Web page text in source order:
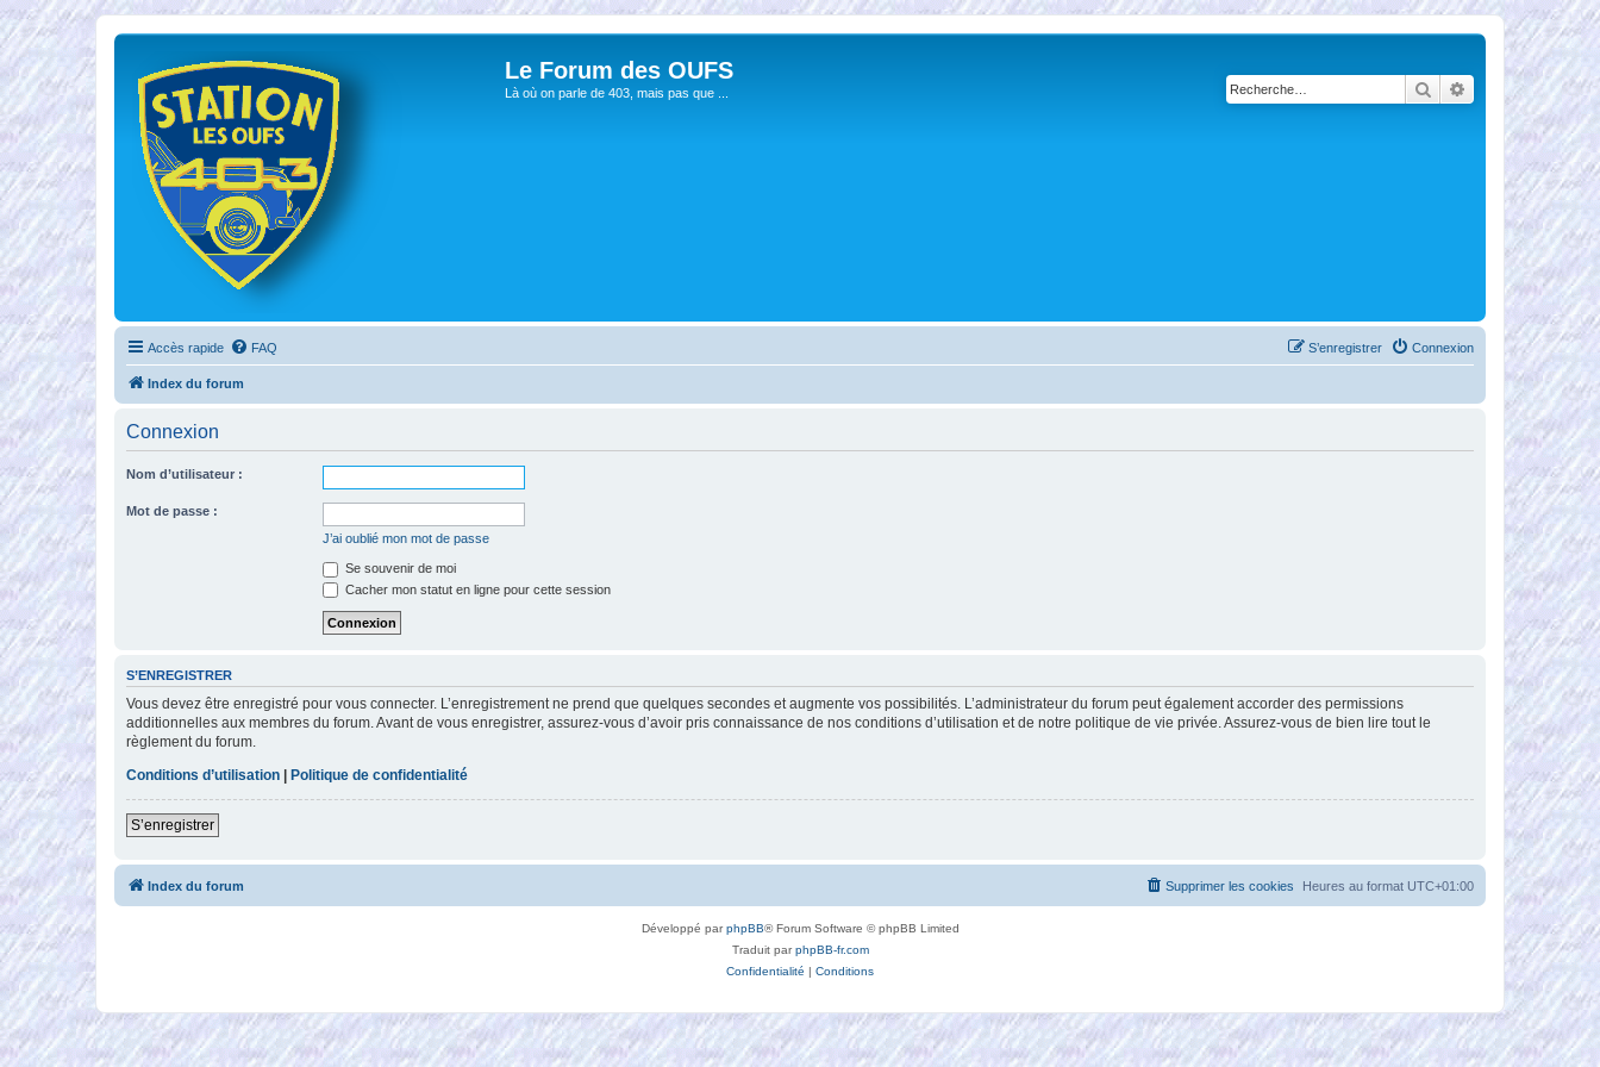
Le Forum des OUFS
Là où on parle de 403, mais pas que ... RechercherRecherche
Accès rapide FAQ Connexion
S’enregistrer
Index du forum
Connexion
Nom d’utilisateur :
Mot de passe :
J’ai oublié mon mot de passe
Se souvenir de moi
Cacher mon statut en ligne pour cette session
S’ENREGISTRER
Vous devez être enregistré pour vous connecter. L’enregistrement ne prend que quelques secondes et augmente vos possibilités. L’administrateur du forum peut également accorder des permissions
additionnelles aux membres du forum. Avant de vous enregistrer, assurez-vous d’avoir pris connaissance de nos conditions d’utilisation et de notre politique de vie privée. Assurez-vous de bien lire tout le
règlement du forum.
Conditions d’utilisation | Politique de confidentialité
S’enregistrer
Index du forum Heures au format UTC+01:00
Supprimer les cookies
Développé parphpBB® Forum Software © phpBB Limited
Traduit parphpBB-fr.com
Confidentialité | Conditions